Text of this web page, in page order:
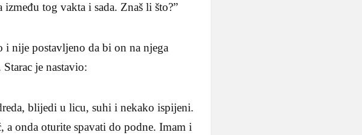
tog vakta i sada. Znaš li što?”
i nije postavljeno da bi on na njega
je nastavio:
blijedi u licu, suhi i nekako ispijeni.
onda oturite spavati do podne. Imam i